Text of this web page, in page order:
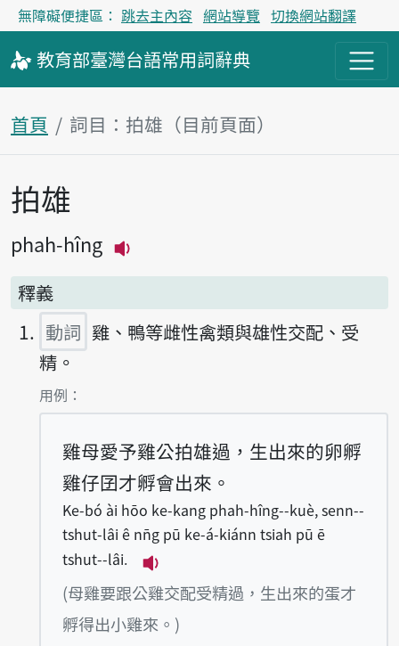
無障礙便捷區： 跳去主內容 網站導覽 切換網站翻譯
教育部臺灣台語常用詞辭典
首頁 詞目：拍雄（目前頁面）
主內容區塊
拍雄
phah-hîng
釋義
動詞 雞、鴨等雌性禽類與雄性交配、受
精。
第1項釋義的
用例：
雞母愛予雞公拍雄過，生出來的卵孵
雞仔囝才孵會出來。
Ke-bó ài hōo ke-kang phah-hîng--kuè, senn--
tshut-lâi ê nn̄g pū ke-á-kiánn tsiah pū ē
tshut--lâi.
播放例句Ke-bó ài hōo ke-
(母雞要跟公雞交配受精過，生出來的蛋才
孵得出小雞來。)